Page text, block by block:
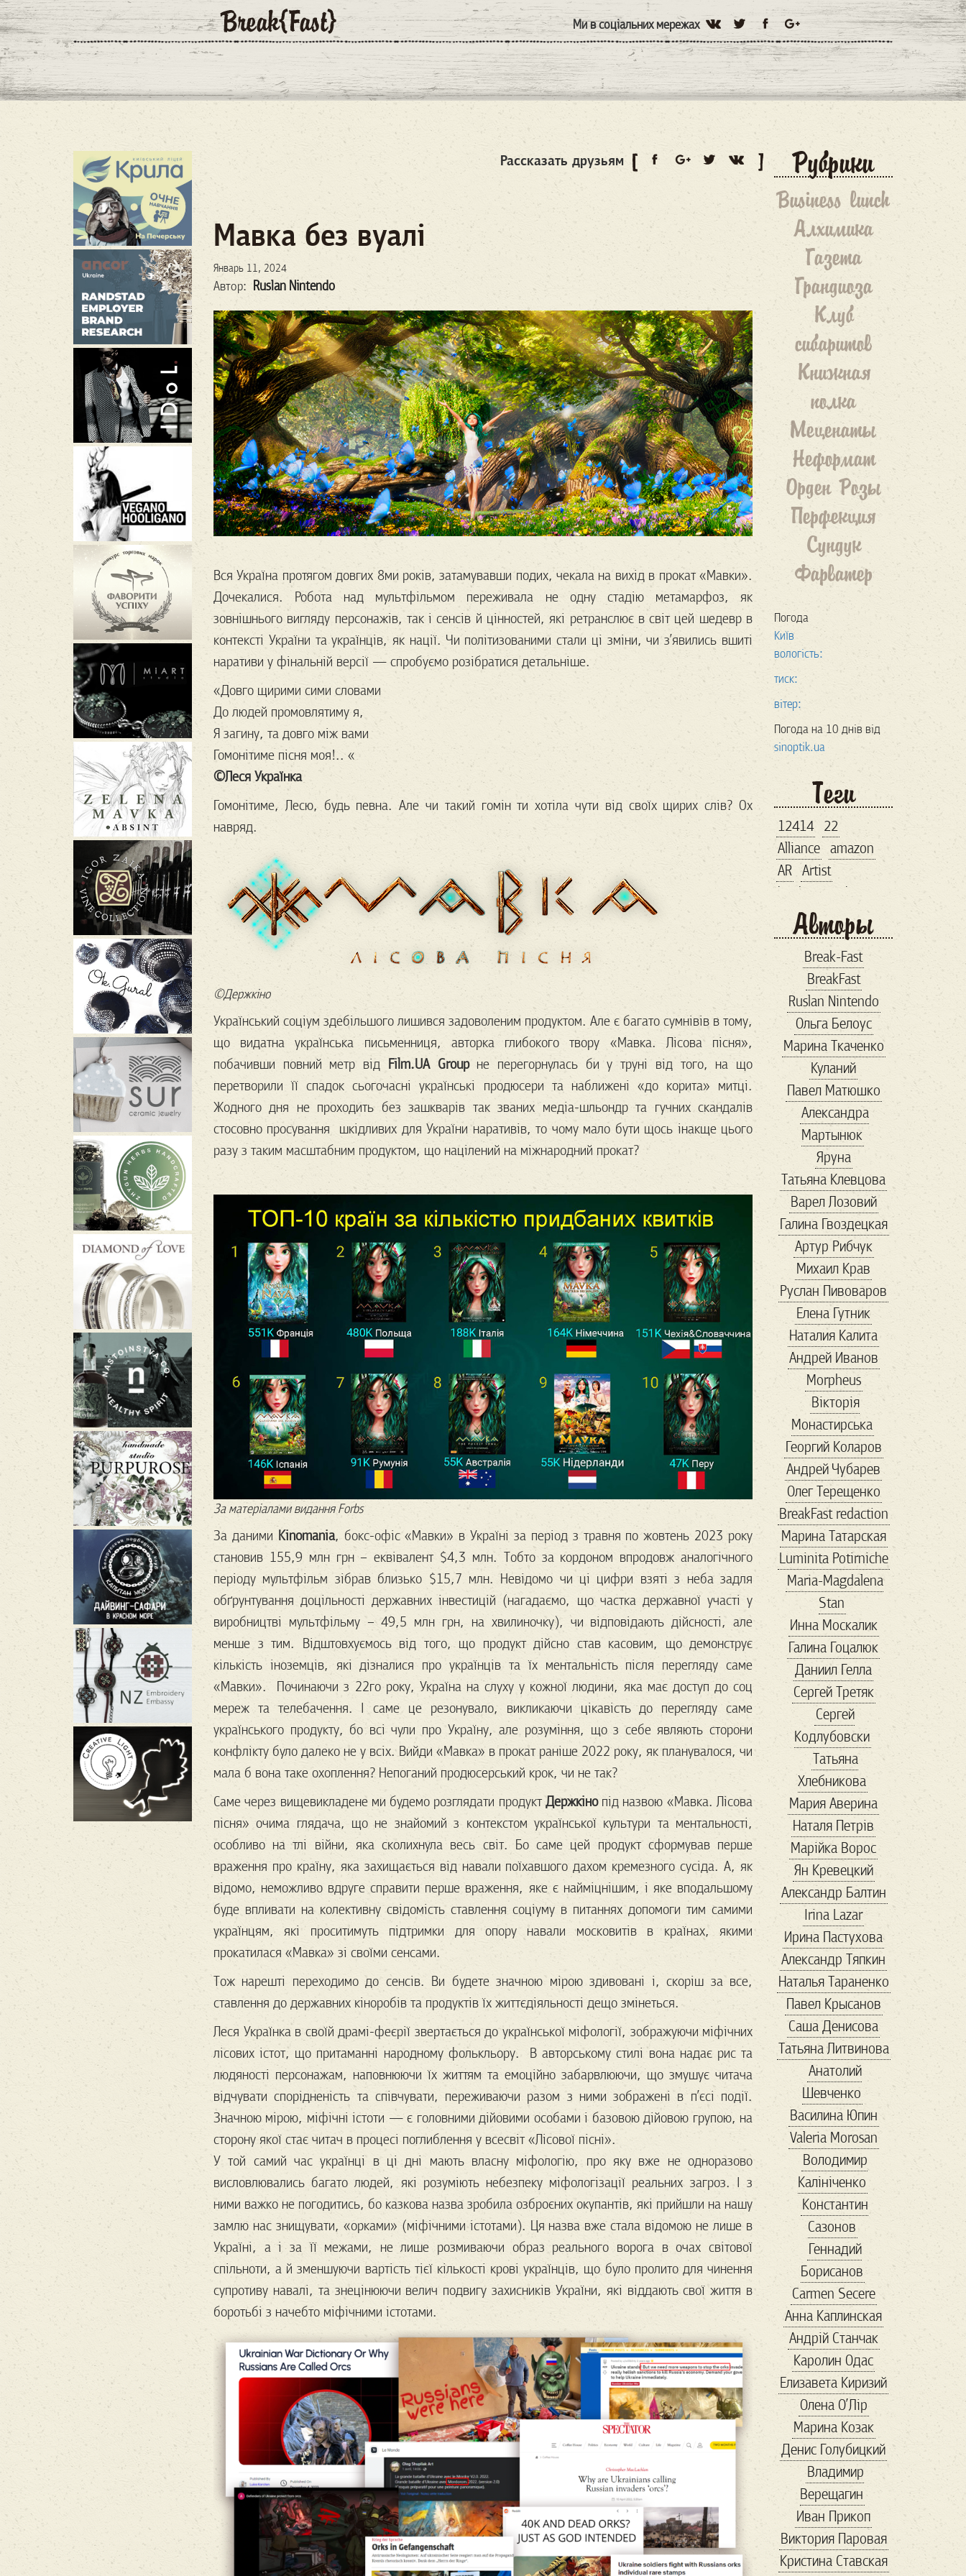
Ми в соціальних мережах
Рассказать друзьям
Мавка без вуалі
Январь 11, 2024
Автор: Ruslan Nintendo
Вся Україна протягом довгих 8ми років, затамувавши подих, чекала на вихід в прокат «Мавки».
Дочекалися. Робота над мультфільмом переживала не одну стадію метамарфоз, як
зовнішнього вигляду персонажів, так і сенсів й цінностей, які ретранслює в світ цей шедевр в
контексті України та українців, як нації. Чи політизованими стали ці зміни, чи з’явились вшиті
наративи у фінальній версії — спробуємо розібратися детальніше.
«Довго щирими сими словами
До людей промовлятиму я,
Я загину, та довго між вами
Гомонітиме пісня моя!.. «
©Леся Українка
Гомонітиме, Лесю, будь певна. Але чи такий гомін ти хотіла чути від своїх щирих слів? Ох
навряд.
©Держкіно
Український соціум здебільшого лишився задоволеним продуктом. Але є багато сумнівів в тому,
що видатна українська письменниця, авторка глибокого твору «Мавка. Лісова пісня»,
побачивши повний метр від Film.UA Groupне перегорнулась би у труні від того, на що
перетворили її спадок сьогочасні українські продюсери та наближені «до корита» митці.
Жодного дня не проходить без зашкварів так званих медіа-шльондр та гучних скандалів
стосовно просування шкідливих для України наративів, то чому мало бути щось інакще цього
разу з таким масштабним продуктом, що націлений на міжнародний прокат?
За матеріалами видання Forbs
За даними Kinomania, бокс-офіс «Мавки» в Україні за період з травня по жовтень 2023 року
становив 155,9 млн грн – еквівалент $4,3 млн. Тобто за кордоном впродовж аналогічного
періоду мультфільм зібрав близько $15,7 млн. Невідомо чи ці цифри взяті з неба задля
обґрунтування доцільності державних інвестицій (нагадаємо, що частка державної участі у
виробництві мультфільму – 49,5 млн грн, на хвилиночку), чи відповідають дійсності, але
менше з тим. Відштовхуємось від того, що продукт дійсно став касовим, що демонструє
кількість іноземців, які дізналися про українців та їх ментальність після перегляду саме
«Мавки». Починаючи з 22го року, Україна на слуху у кожної людини, яка має доступ до соц
мереж та телебачення. І саме це резонувало, викликаючи цікавість до перегляду саме
українського продукту, бо всі чули про Україну, але розуміння, що з себе являють сторони
конфлікту було далеко не у всіх. Вийди «Мавка» в прокат раніше 2022 року, як планувалося, чи
мала б вона таке охоплення? Непоганий продюсерський крок, чи не так?
Саме через вищевикладене ми будемо розглядати продуктДержкінопід назвою «Мавка. Лісова
пісня» очима глядача, що не знайомий з контекстом української культури та ментальності,
особливо на тлі війни, яка сколихнула весь світ. Бо саме цей продукт сформував перше
враження про країну, яка захищається від навали поїхавшого дахом кремезного сусіда. А, як
відомо, неможливо вдруге справити перше враження, яке є найміцнішим, і яке вподальшому
буде впливати на колективну свідомість ставлення соціуму в питаннях допомоги тим самими
українцям, які проситимуть підтримки для опору навали московитів в країнах, якими
прокатилася «Мавка» зі своїми сенсами.
Тож нарешті переходимо до сенсів. Ви будете значною мірою здивовані і, скоріш за все,
ставлення до державних кіноробів та продуктів їх життєдіяльності дещо змінеться.
Леся Українка в своїй драмі-феєрії звертається до української міфології, зображуючи міфічних
лісових істот, що притаманні народному фолькльору. В авторському стилі вона надає рис та
людяності персонажам, наповнюючи їх життям та емоційно забарвлюючи, що змушує читача
відчувати спорідненість та співчувати, переживаючи разом з ними зображені в п’єсі події.
Значною мірою, міфічні істоти — є головними дійовими особами і базовою дійовою групою, на
сторону якої стає читач в процесі поглиблення у всесвіт «Лісової пісні».
У той самий час українці в ці дні мають власну міфологію, про яку вже не одноразово
висловлювались багато людей, які розуміють небезпеку міфологізації реальних загроз. І з
ними важко не погодитись, бо казкова назва зробила озброєних окупантів, які прийшли на нашу
замлю нас знищувати, «орками» (міфічними істотами). Ця назва вже стала відомою не лише в
Україні, а і за її межами, не лише розмиваючи образ реального ворога в очах світової
спільноти, а й зменшуючи вартість тієї кількості крові українців, що було пролито для чинення
супротиву навалі, та знецінюючи велич подвигу захисників України, які віддають свої життя в
боротьбі з начебто міфічними істотами.
Рубрики
Business lunch
Алхимика
Газета
Грандиоза
Клуб
сибаритов
Книжная
полка
Меценаты
Неформат
Орден Розы
Перфекция
Сундук
Фарватер
Погода
Київ
вологість:
тиск:
вітер:
Погода на 10 днів від
sinoptik.ua
Теги
12414 22
Alliance amazon
AR Artist
bankroupt
bitcoin
brand
business lunch
comiccon comix
conservative
coronavirus
cosplay
COVID-19
cryptocurency dc
digitalID Facebook
Fashion forbes
Forbs Game Gavi
good guardian
hackathon HR
ID2020
Instagram
maga
Marketing marvel
MMA online
playstation
politicalmemes
politics republican
rightwing
rightwingpopulism
SARSCoV2
savemariupol
showbiz
TheResistance
thirdparty Trump
uspolitics veter
vox VR Wallmart
walmart авиа
автомобили
авторы агенство
адвокат
адреналин
азовсталь
амбасадори
антиквариат
Антикорупція
антресоли апрель
Арестович
Армения арсенал
арт артден
Артур
Архитектура
Білий Дім
баальбек бабочка
Балканы бандиты
банки
банкротство
бархатный сезон
баскетбол
беженцы безвиз
бездомные Бернс
Бизнес-завтрак
бисер
благотворительность
блины бокс
Болгария
болгария выборы
Бренд
Бриджит Бардо
Букер
бюро находок
в мире Війна
віршовіття
вакцинация
Валентин
ванна
варел варенье
веган веган 2
веган бум
великие
Венесуэла
вениция венок
Весна
весна в Украине
Ветеран
вино
Авторы
Break-Fast
BreakFast
Ruslan Nintendo
Ольга Белоус
Марина Ткаченко
Куланий
Павел Матюшко
Александра
Мартынюк
Яруна
Татьяна Клевцова
Варел Лозовий
Галина Гвоздецкая
Артур Рибчук
Михаил Крав
Руслан Пивоваров
Елена Гутник
Наталия Калита
Андрей Иванов
Morpheus
Вікторія
Монастирська
Георгий Коларов
Андрей Чубарев
Олег Терещенко
BreakFast redaction
Марина Татарская
Luminita Potirniche
Maria-Magdalena
Stan
Инна Москалик
Галина Гоцалюк
Даниил Гелла
Сергей Третяк
Сергей
Кодлубовски
Татьяна
Хлебникова
Мария Аверина
Наталя Петрів
Марійка Вороc
Ян Кревецкий
Александр Балтин
Irina Lazar
Ирина Пастухова
Александр Тяпкин
Наталья Тараненко
Павел Крысанов
Саша Денисова
Татьяна Литвинова
Анатолий
Шевченко
Василина Юпин
Valeria Morosan
Володимир
Калініченко
Константин
Сазонов
Геннадий
Борисанов
Carmen Secere
Анна Каплинская
Андрій Станчак
Каролин Одас
Елизавета Киризий
Олена О’Лір
Марина Козак
Денис Голубицкий
Владимир
Верещагин
Иван Прикоп
Виктория Паровая
Кристина Ставская